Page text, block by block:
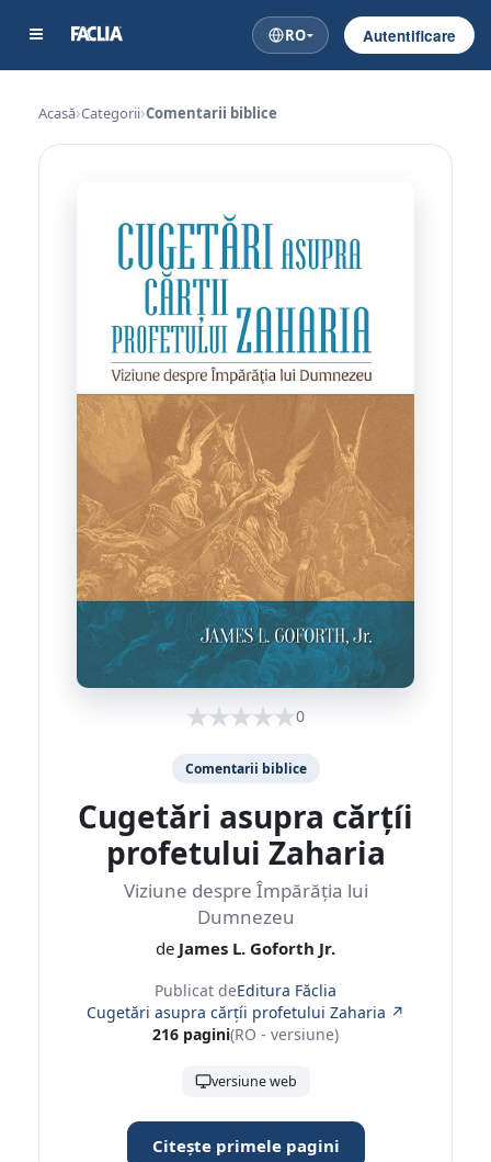
RO Autentificare
Acasă Categorii Comentarii biblice
0
Comentarii biblice
Cugetări asupra cărțíi
profetului Zaharia
Viziune despre Împărăția lui
Dumnezeu
de James L. Goforth Jr.
Publicat deEditura Făclia
Cugetări asupra cărțíi profetului Zaharia ↗
216 pagini(RO - versiune)
versiune web
Citește primele pagini